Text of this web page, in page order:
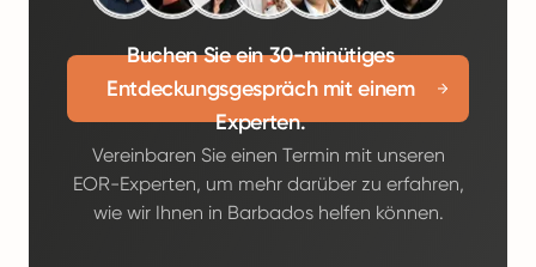
Buchen Sie ein 30-minütiges
Entdeckungsgespräch mit einem
Experten.
Vereinbaren Sie einen Termin mit unseren
EOR-Experten, um mehr darüber zu erfahren,
wie wir Ihnen in Barbados helfen können.